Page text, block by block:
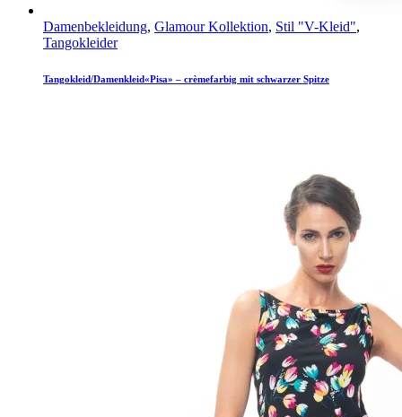
Damenbekleidung, Glamour Kollektion, Stil "V-Kleid",
Tangokleider
Tangokleid/Damenkleid«Pisa» – crèmefarbig mit schwarzer Spitze